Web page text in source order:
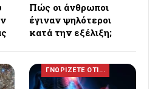
Πώς οι άνθρωποι
έγιναν ψηλότεροι
κατά την εξέλιξη;
ΓΝΩΡΙΖΕΤΕ ΟΤΙ...